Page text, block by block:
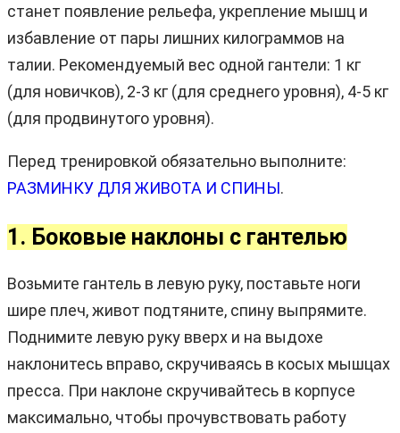
станет появление рельефа, укрепление мышц и
избавление от пары лишних килограммов на
талии. Рекомендуемый вес одной гантели: 1 кг
(для новичков), 2-3 кг (для среднего уровня), 4-5 кг
(для продвинутого уровня).
Перед тренировкой обязательно выполните:
РАЗМИНКУ ДЛЯ ЖИВОТА И СПИНЫ.
1. Боковые наклоны с гантелью
Возьмите гантель в левую руку, поставьте ноги
шире плеч, живот подтяните, спину выпрямите.
Поднимите левую руку вверх и на выдохе
наклонитесь вправо, скручиваясь в косых мышцах
пресса. При наклоне скручивайтесь в корпусе
максимально, чтобы прочувствовать работу